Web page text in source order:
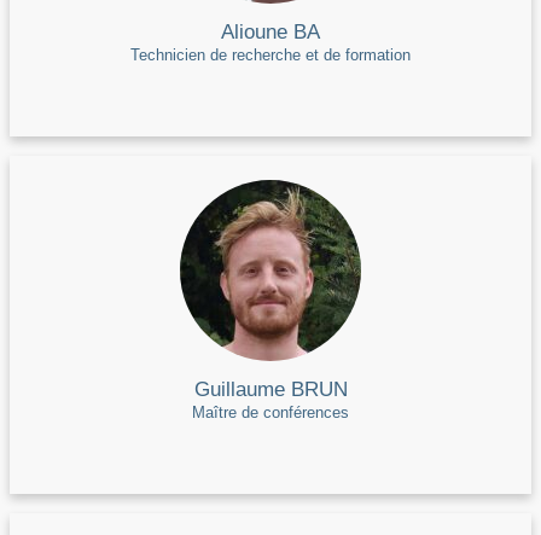
Alioune BA
Technicien de recherche et de formation
Guillaume BRUN
Maître de conférences